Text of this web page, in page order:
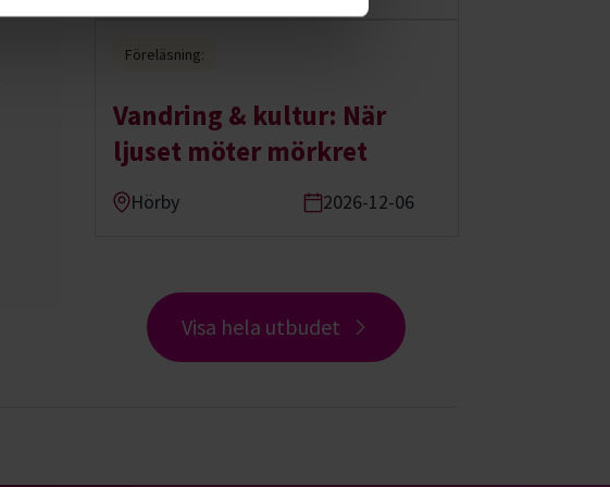
Föreläsning:
Vandring & kultur: När
ljuset möter mörkret
Hörby 2026-12-06
Visa hela utbudet